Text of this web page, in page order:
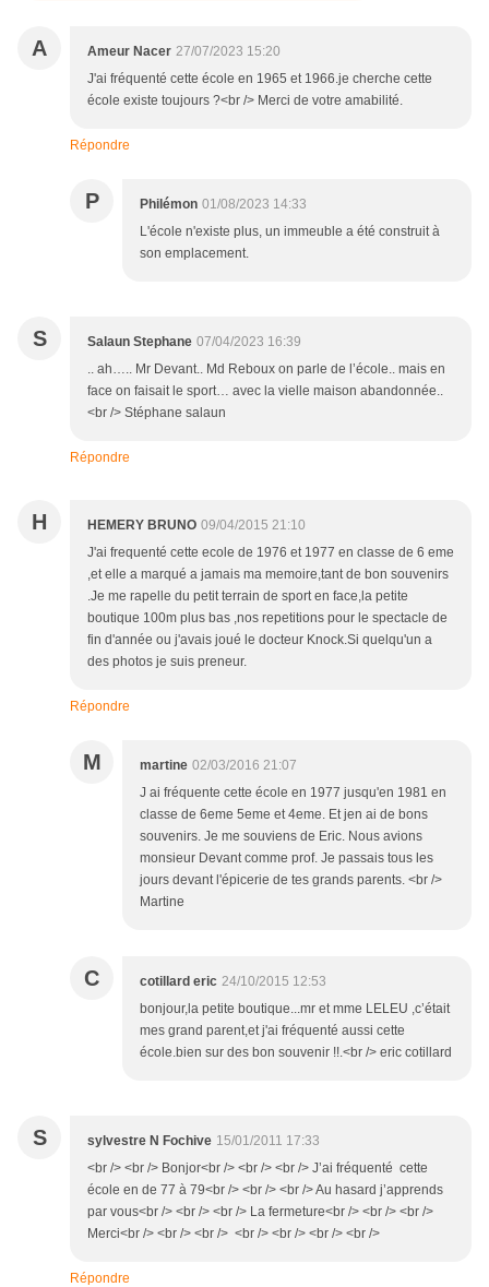
A Ameur Nacer 27/07/2023 15:20
J'ai fréquenté cette école en 1965 et 1966.je cherche cette
école existe toujours ?<br /> Merci de votre amabilité.
Répondre
P Philémon 01/08/2023 14:33
L'école n'existe plus, un immeuble a été construit à
son emplacement.
S Salaun Stephane 07/04/2023 16:39
.. ah….. Mr Devant.. Md Reboux on parle de l’école.. mais en
face on faisait le sport… avec la vielle maison abandonnée..
<br /> Stéphane salaun
Répondre
H HEMERY BRUNO 09/04/2015 21:10
J'ai frequenté cette ecole de 1976 et 1977 en classe de 6 eme
,et elle a marqué a jamais ma memoire,tant de bon souvenirs
.Je me rapelle du petit terrain de sport en face,la petite
boutique 100m plus bas ,nos repetitions pour le spectacle de
fin d'année ou j'avais joué le docteur Knock.Si quelqu'un a
des photos je suis preneur.
Répondre
M martine 02/03/2016 21:07
J ai fréquente cette école en 1977 jusqu'en 1981 en
classe de 6eme 5eme et 4eme. Et jen ai de bons
souvenirs. Je me souviens de Eric. Nous avions
monsieur Devant comme prof. Je passais tous les
jours devant l'épicerie de tes grands parents. <br />
Martine
C cotillard eric 24/10/2015 12:53
bonjour,la petite boutique...mr et mme LELEU ,c’était
mes grand parent,et j'ai fréquenté aussi cette
école.bien sur des bon souvenir !!.<br /> eric cotillard
S sylvestre N Fochive 15/01/2011 17:33
<br /> <br /> Bonjor<br /> <br /> <br /> J’ai fréquenté cette
école en de 77 à 79<br /> <br /> <br /> Au hasard j’apprends
par vous<br /> <br /> <br /> La fermeture<br /> <br /> <br />
Merci<br /> <br /> <br /> <br /> <br /> <br /> <br />
Répondre